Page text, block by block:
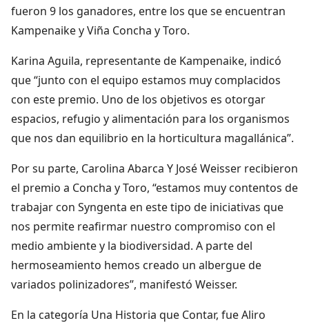
fueron 9 los ganadores, entre los que se encuentran
Kampenaike y Viña Concha y Toro.
Karina Aguila, representante de Kampenaike, indicó
que “junto con el equipo estamos muy complacidos
con este premio. Uno de los objetivos es otorgar
espacios, refugio y alimentación para los organismos
que nos dan equilibrio en la horticultura magallánica”.
Por su parte, Carolina Abarca Y José Weisser recibieron
el premio a Concha y Toro, “estamos muy contentos de
trabajar con Syngenta en este tipo de iniciativas que
nos permite reafirmar nuestro compromiso con el
medio ambiente y la biodiversidad. A parte del
hermoseamiento hemos creado un albergue de
variados polinizadores”, manifestó Weisser.
En la categoría Una Historia que Contar, fue Aliro